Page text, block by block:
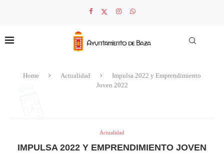
Home Actualidad
Impulsa 2022 y Emprendimiento
Joven 2022
Actualidad
IMPULSA 2022 Y EMPRENDIMIENTO JOVEN